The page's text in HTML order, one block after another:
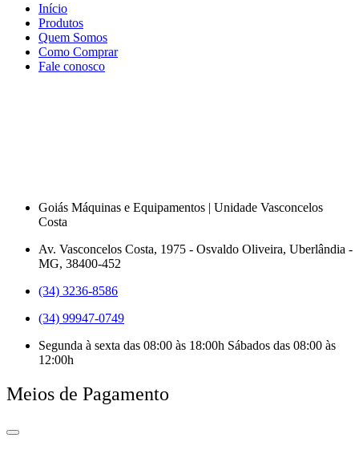
Início
Produtos
Quem Somos
Como Comprar
Fale conosco
Goiás Máquinas e Equipamentos | Unidade Vasconcelos
Costa
Av. Vasconcelos Costa, 1975 - Osvaldo Oliveira, Uberlândia -
MG, 38400-452
(34) 3236-8586
(34) 99947-0749
Segunda à sexta das 08:00 às 18:00h Sábados das 08:00 às
12:00h
Meios de Pagamento